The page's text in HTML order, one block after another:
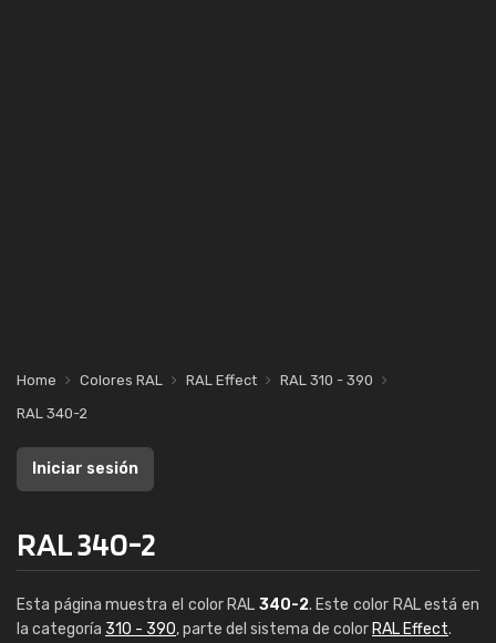
Home Colores RAL RAL Effect
RAL 310 - 390
RAL 340-2
Iniciar sesión
RAL 340-2
Esta página muestra el color RAL 340-2. Este color RAL está en
la categoría 310 - 390, parte del sistema de color RAL Effect.